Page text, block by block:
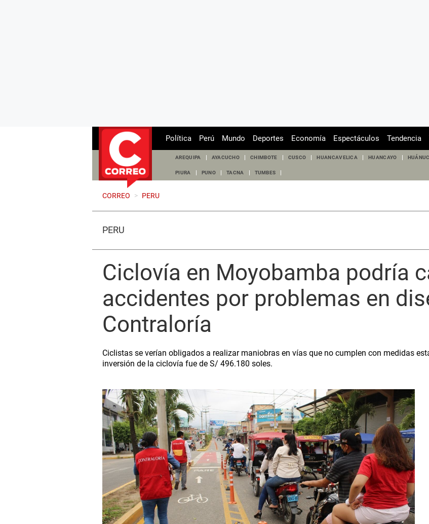
Política Perú Mundo Deportes Economía Espectáculos Tendencia
AREQUIPA AYACUCHO CHIMBOTE CUSCO HUANCAVELICA HUANCAYO
PIURA PUNO TACNA TUMBES
CORREO > PERU
PERÚ
Ciclovía en Moyobamba podría
accidentes por problemas en
Contraloría
Ciclistas se verían obligados a realizar maniobras en vías que no cumplen con medidas
inversión de la ciclovía fue de S/ 496.180 soles.